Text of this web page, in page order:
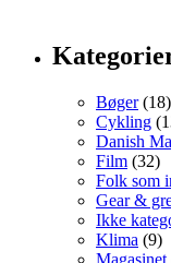
Bøger(18)
Cykling
Danish
Film (32)
Folk som
Gear &
Ikke
Klima (9)
Magasinet